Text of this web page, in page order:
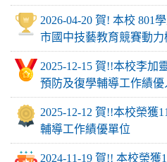
2026-04-20 賀! 本校 801
市國中技藝教育競賽動
2025-12-15 賀!!本校李加
預防及復學輔導工作績優
2025-12-12 賀!!本校榮獲
輔導工作績優單位
2024-11-19 賀!! 本校榮